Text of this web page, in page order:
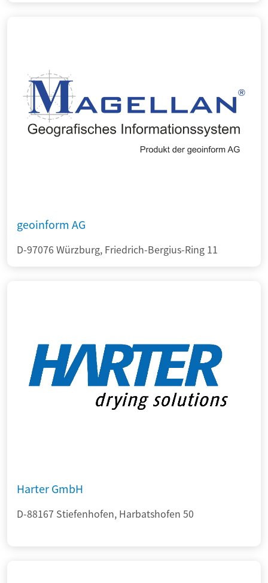
geoinform AG
D-97076 Würzburg, Friedrich-Bergius-Ring 11
Harter GmbH
D-88167 Stiefenhofen, Harbatshofen 50